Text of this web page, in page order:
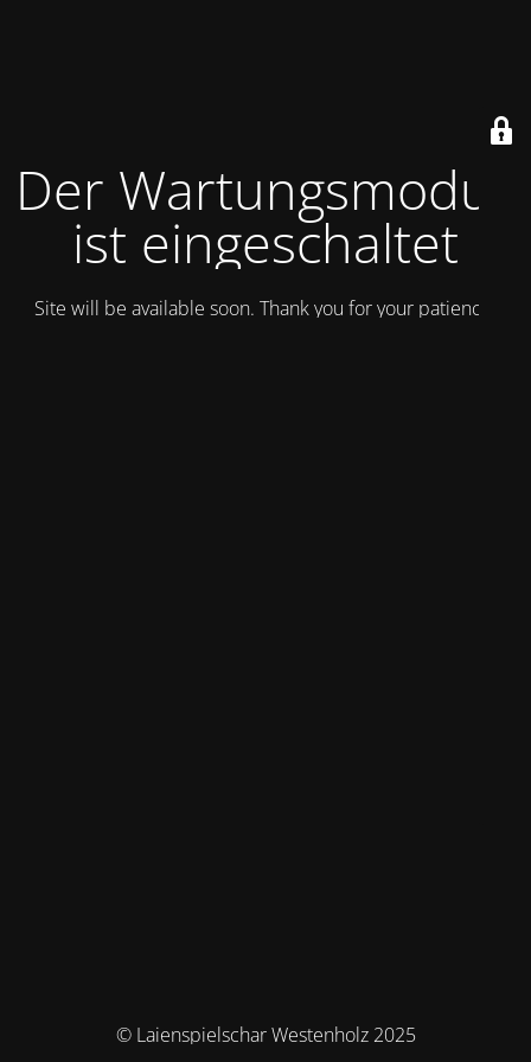
Der Wartungsmodus
ist eingeschaltet
Site will be available soon. Thank you for your patience!
© Laienspielschar Westenholz 2025